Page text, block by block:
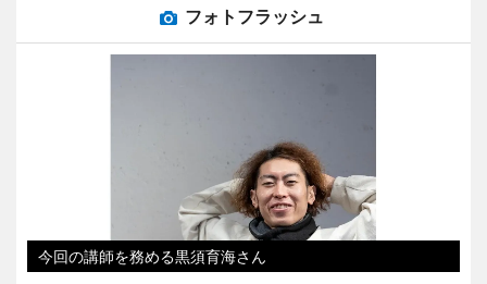
フォトフラッシュ
今回の講師を務める黒須育海さん